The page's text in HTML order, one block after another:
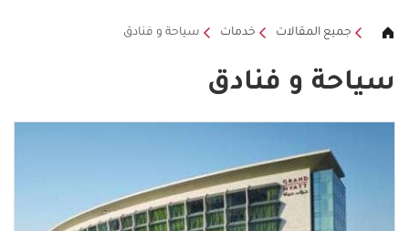
جميع المقالات خدمات سياحة و فنادق
سياحة و فنادق